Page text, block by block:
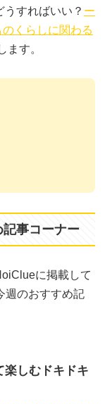
すればいい？ ー
くらしに関わる
ます。
事コーナー
に掲載して
週のおすすめ記
楽しむドキドキ